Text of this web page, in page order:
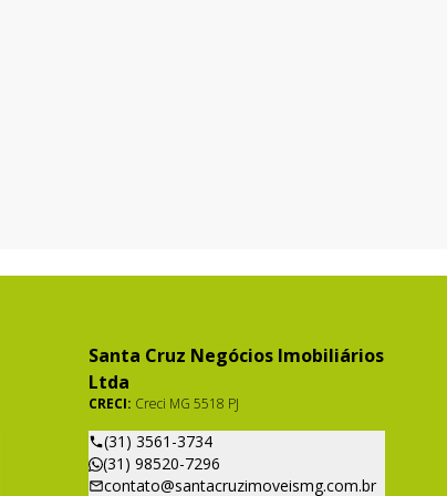
Santa Cruz Negócios Imobiliários
Ltda
CRECI: Creci MG 5518 PJ
(31) 3561-3734
(31) 98520-7296
contato@santacruzimoveismg.com.br